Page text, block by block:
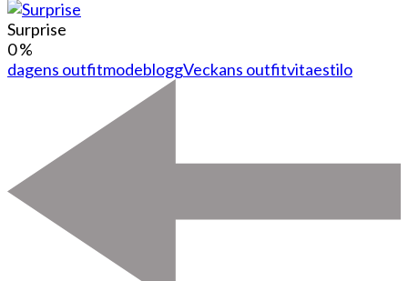
Surprise
0%
dagens outfitmodebloggVeckans outfitvitaestilo